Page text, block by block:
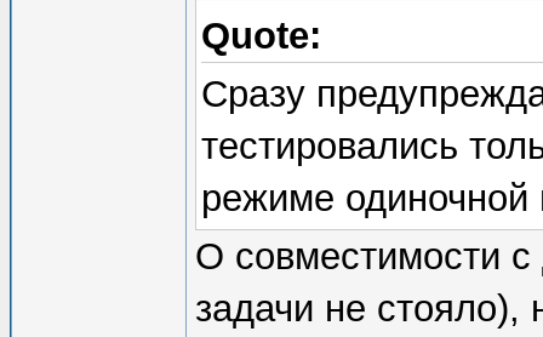
Quote:
Сразу
тестировались
режиме одиночной
О совместимости
задачи не стояло),